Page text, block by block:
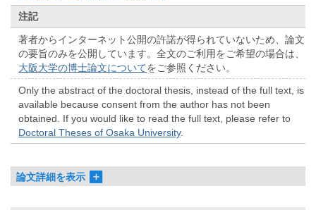
注記
著者からインターネット公開の許諾が得られていないため、論文
の要旨のみを公開しています。全文のご利用をご希望の場合は、
大阪大学の博士論文についてをご参照ください。
Only the abstract of the doctoral thesis, instead of the full text, is
available because consent from the author has not been
obtained. If you would like to read the full text, please refer to
Doctoral Theses of Osaka University.
論文詳細を表示